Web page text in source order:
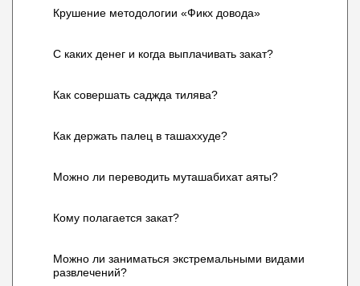
Крушение методологии «Фикх довода»
С каких денег и когда выплачивать закат?
Как совершать саджда тилява?
Как держать палец в ташаххуде?
Можно ли переводить муташабихат аяты?
Кому полагается закат?
Можно ли заниматься экстремальными видами
развлечений?